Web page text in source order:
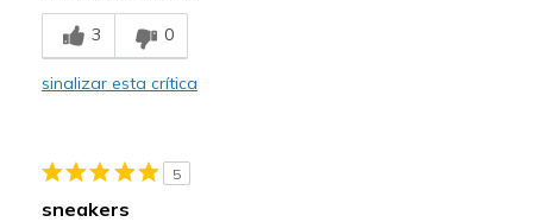
Breathe Well
Comfortable
Melhores utilizações
3 0
sinalizar esta crítica
5
sneakers